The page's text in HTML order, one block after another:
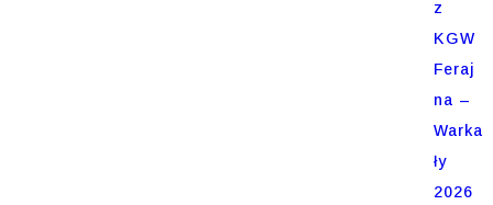
z
KGW
Feraj
na –
Warka
ły
2026